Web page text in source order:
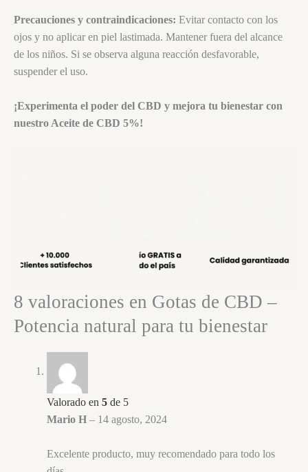
Precauciones y contraindicaciones: Evitar contacto con los
ojos y no aplicar en piel lastimada. Mantener fuera del alcance
de los niños. Si se observa alguna reacción desfavorable,
suspender el uso.
¡Experimenta el poder del CBD y mejora tu bienestar con
nuestro Aceite de CBD 5%!
8 valoraciones en Gotas de CBD –
Potencia natural para tu bienestar
Valorado en 5 de 5
Mario H – 14 agosto, 2024
Excelente producto, muy recomendado para todo los